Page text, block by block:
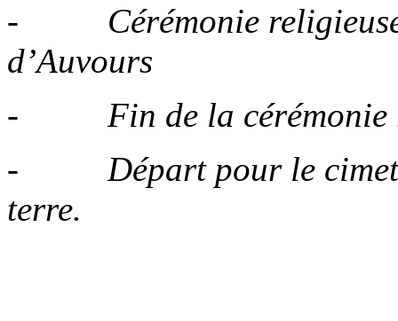
- Cérémonie religieuse
d’Auvours
- Fin de la cérémonie
- Départ pour le
terre.